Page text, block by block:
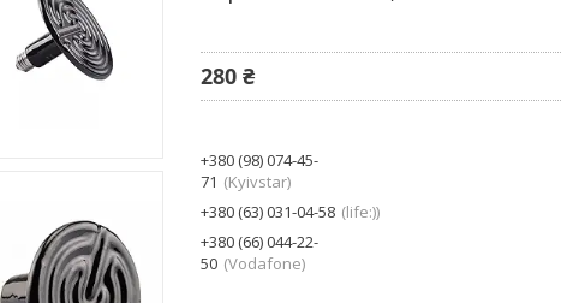
280 ₴
+380 (98) 074-45-
71
Kyivstar
+380 (63) 031-04-58 life:)
+380 (66) 044-22-
50 Vodafone